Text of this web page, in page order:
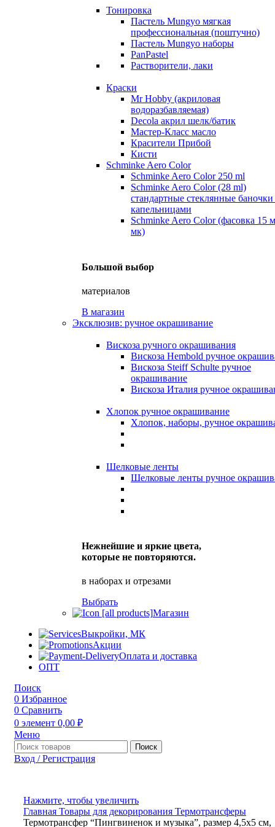
Тонировка
Пастель Mungyo мягкая
профессиональная (поштучно)
Пастель Mungyo наборы
PanPastel
Растворители, лаки
Краски
Mr Hobby (акриловая
водоразбавляемая)
Decola акрил шелк/батик
Мастер-Класс масло
Красители Прибой
Кисти
Schminke Aero Color
Schminke Aero Color 250 ml
Schminke Aero Color (28 ml)
стандартные стеклянные баночки
капельницами
Schminke Aero Color (фасовка 15
мк)
Большой выбор
материалов
В магазин
Эксклюзив: ручное окрашивание
Вискоза ручного окрашивания
Вискоза Hembold ручное
Вискоза Steiff Schulte ручное
окрашивание
Вискоза Италия ручное
Хлопок ручное окрашивание
Хлопок, наборы, ручное
Шелковые ленты
Шелковые ленты ручное
Нежнейшие и яркие цвета,
которые не повторяются.
в наборах и отрезами
Выбрать
Магазин
Выкройки, МК
Акции
Оплата и доставка
ОПТ
Поиск
0 Избранное
0 Сравнить
0 элемент 0,00 ₽
Меню
Поиск
Вход / Регистрация
Нажмите, чтобы увеличить
Главная Товары для декорирования Термотрансферы
Термотрансфер “Пингвиненок и музыка”, размер 4,5х5 см,